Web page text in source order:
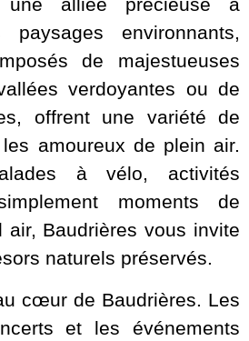
alliée précieuse à
paysages environnants,
de majestueuses
verdoyantes ou de
offrent une variété de
amoureux de plein air.
à vélo, activités
moments de
air, Baudrières vous invite
naturels préservés.
cœur de Baudrières. Les
et les événements